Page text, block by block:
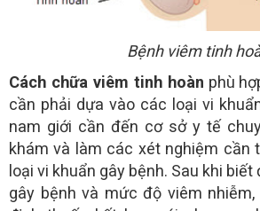
Bệnh viêm tinh
Cách chữa viêm tinh hoàn phù
cần phải dựa vào các loại vi
nam giới cần đến cơ sở y tế
khám và làm các xét nghiệm cần
loại vi khuẩn gây bệnh. Sau khi
gây bệnh và mức độ viêm